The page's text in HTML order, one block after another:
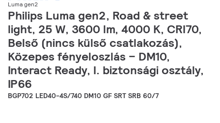
Luma gen2
Philips Luma gen2, Road & street
light, 25 W, 3600 lm, 4000 K, CRI70,
Belső (nincs külső csatlakozás),
Közepes fényeloszlás – DM10,
Interact Ready, I. biztonsági osztály,
IP66
BGP702 LED40-4S/740 DM10 GF SRT SRB 60/7